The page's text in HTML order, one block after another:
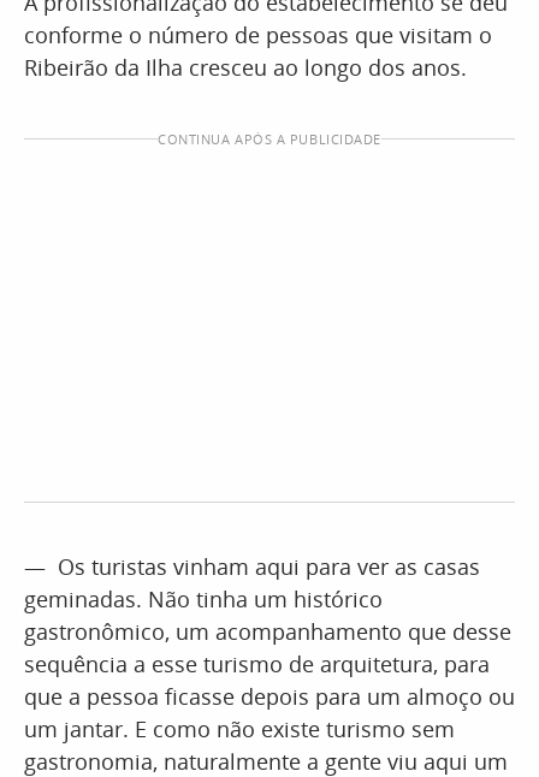
conforme o número de pessoas que visitam o
Ribeirão da Ilha cresceu ao longo dos anos.
CONTINUA APÓS A PUBLICIDADE
— Os turistas vinham aqui para ver as casas
geminadas. Não tinha um histórico
gastronômico, um acompanhamento que desse
sequência a esse turismo de arquitetura, para
que a pessoa ficasse depois para um almoço ou
um jantar. E como não existe turismo sem
gastronomia, naturalmente a gente viu aqui um